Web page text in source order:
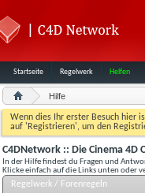
Startseite Regelwerk Helfen
Hilfe
Wenn dies Ihr erster Besuch hier
auf 'Registrieren', um den
C4DNetwork :: Die Cinema 4D
In der Hilfe findest du Fragen und
Klicke einfach auf die Links unten oder
Regelwerk / Forenregeln